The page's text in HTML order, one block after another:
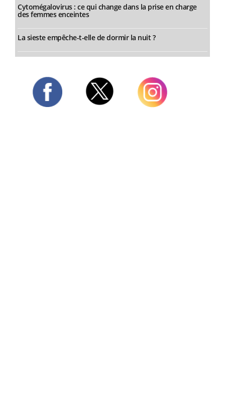
Cytomégalovirus : ce qui change dans la prise en charge
des femmes enceintes
La sieste empêche-t-elle de dormir la nuit ?